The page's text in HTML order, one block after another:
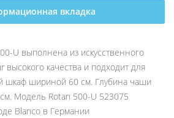
вкладка
U выполнена из искусственного
высокого качества и подходит для
шкаф шириной 60 см. Глубина чаши
Модель Rotan 500-U 523075
Blanco в Германии